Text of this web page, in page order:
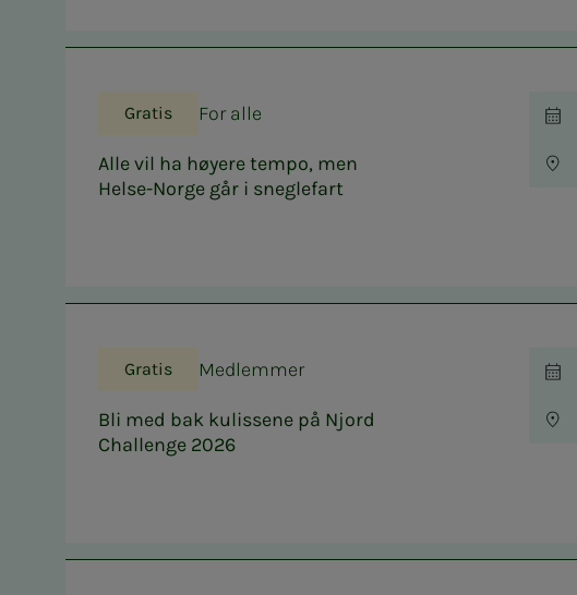
Gratis For alle
Alle vil ha høyere tempo, men
Helse-Norge går i sneglefart
Tid
Sted
Gratis Medlemmer
Bli med bak kulissene på Njord
Challenge 2026
Tid
Sted